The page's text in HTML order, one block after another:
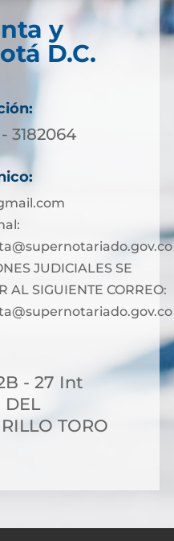
y
D.C.
3182064
JUDICIALES SE
AL SIGUIENTE CORREO:
- 27 Int
DEL
TORO